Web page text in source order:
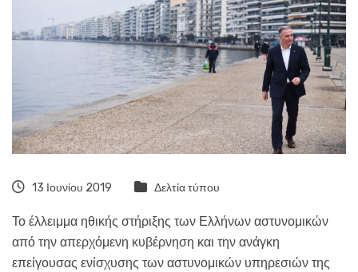
13 Ιουνίου 2019 Δελτία τύπου
Το έλλειμμα ηθικής στήριξης των Ελλήνων αστυνομικών
από την απερχόμενη κυβέρνηση και την ανάγκη
επείγουσας ενίσχυσης των αστυνομικών υπηρεσιών της